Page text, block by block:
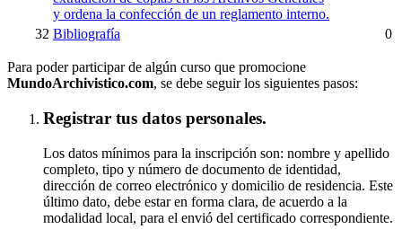
y ordena la confección de un reglamento interno.
32 Bibliografía 0
Para poder participar de algún curso que promocione
MundoArchivistico.com, se debe seguir los siguientes pasos:
Registrar tus datos personales.
Los datos mínimos para la inscripción son: nombre y apellido
completo, tipo y número de documento de identidad,
dirección de correo electrónico y domicilio de residencia. Este
último dato, debe estar en forma clara, de acuerdo a la
modalidad local, para el envió del certificado correspondiente.